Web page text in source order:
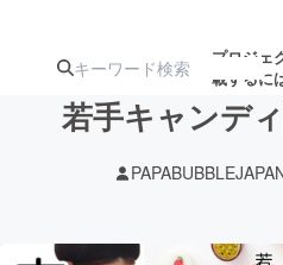
プロジェ
載するに
若手キャンデ